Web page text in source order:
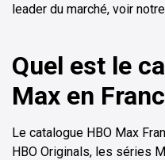
leader du marché, voir
Quel est le
Max en
Le catalogue HBO Max
HBO Originals, les séries